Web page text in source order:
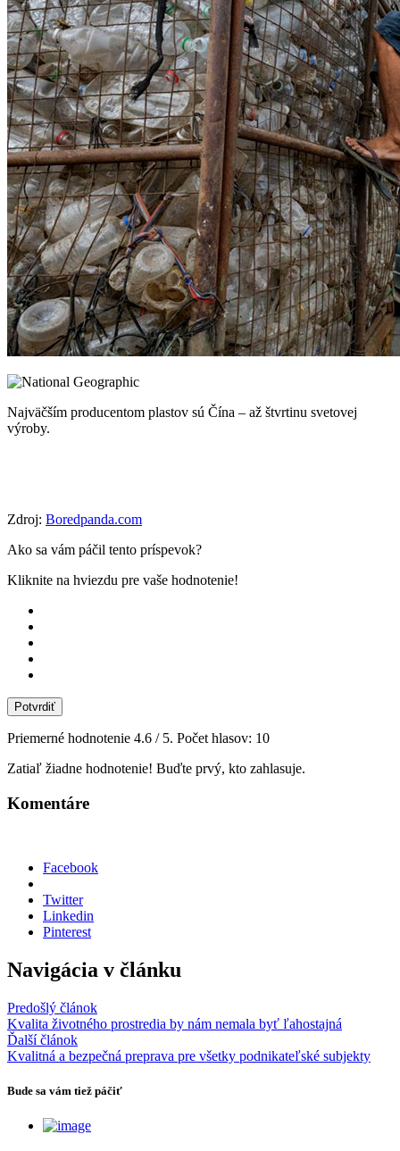
Najväčším producentom plastov sú Čína – až štvrtinu svetovej
výroby.
Zdroj: Boredpanda.com
Ako sa vám páčil tento príspevok?
Kliknite na hviezdu pre vaše hodnotenie!
Potvrdiť
Priemerné hodnotenie 4.6 / 5. Počet hlasov: 10
Zatiaľ žiadne hodnotenie! Buďte prvý, kto zahlasuje.
Komentáre
Facebook
Twitter
Linkedin
Pinterest
Navigácia v článku
Predošlý článok
Kvalita životného prostredia by nám nemala byť ľahostajná
Ďalší článok
Kvalitná a bezpečná preprava pre všetky podnikateľské subjekty
Bude sa vám tiež páčiť